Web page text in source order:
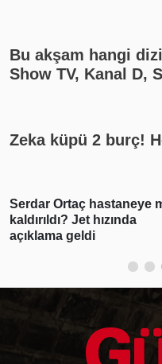
Bu akşam hangi
Show TV, Kanal D,
Zeka küpü 2 burç!
Serdar Ortaç hastaneye
kaldırıldı? Jet hızında
açıklama geldi